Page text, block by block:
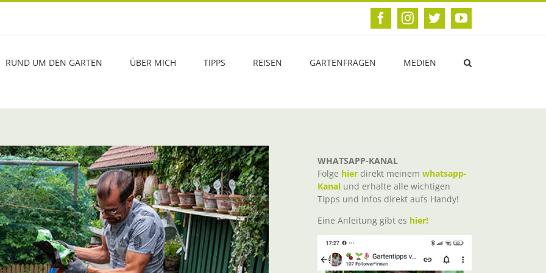
FacebookInstagram
TwitterYouTube
RUND UM DEN GARTEN ÜBER MICH TIPPS REISEN GARTENFRAGEN MEDIEN
WHATSAPP-KANAL
Folge hier direkt meinem whatsapp-
Kanal und erhalte alle wichtigen
Tipps und Infos direkt aufs Handy!
Eine Anleitung gibt es hier!